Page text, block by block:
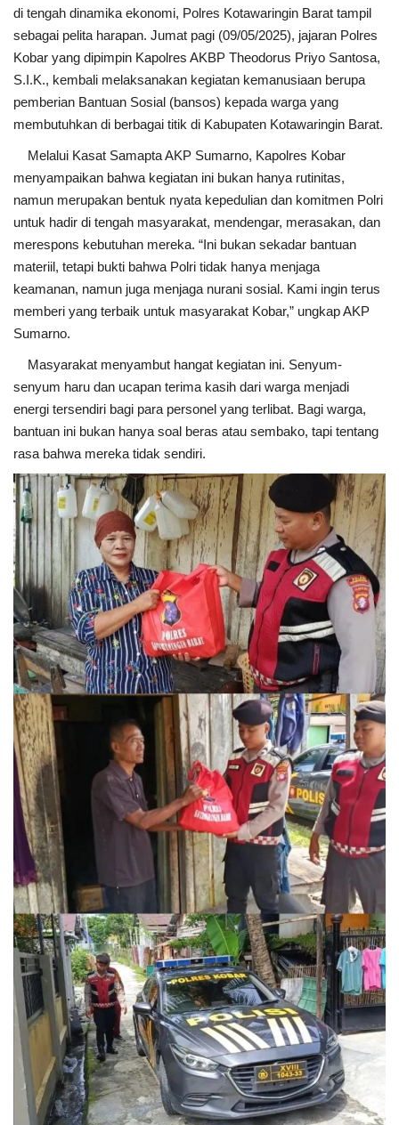
di tengah dinamika ekonomi, Polres Kotawaringin Barat tampil
sebagai pelita harapan. Jumat pagi (09/05/2025), jajaran Polres
Kobar yang dipimpin Kapolres AKBP Theodorus Priyo Santosa,
S.I.K., kembali melaksanakan kegiatan kemanusiaan berupa
pemberian Bantuan Sosial (bansos) kepada warga yang
membutuhkan di berbagai titik di Kabupaten Kotawaringin Barat.
Melalui Kasat Samapta AKP Sumarno, Kapolres Kobar
menyampaikan bahwa kegiatan ini bukan hanya rutinitas,
namun merupakan bentuk nyata kepedulian dan komitmen Polri
untuk hadir di tengah masyarakat, mendengar, merasakan, dan
merespons kebutuhan mereka. “Ini bukan sekadar bantuan
materiil, tetapi bukti bahwa Polri tidak hanya menjaga
keamanan, namun juga menjaga nurani sosial. Kami ingin terus
memberi yang terbaik untuk masyarakat Kobar,” ungkap AKP
Sumarno.
Masyarakat menyambut hangat kegiatan ini. Senyum-
senyum haru dan ucapan terima kasih dari warga menjadi
energi tersendiri bagi para personel yang terlibat. Bagi warga,
bantuan ini bukan hanya soal beras atau sembako, tapi tentang
rasa bahwa mereka tidak sendiri.